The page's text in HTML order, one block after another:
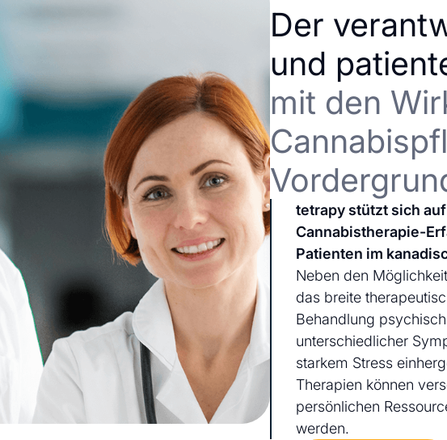
Der
und
mit den
tetrapy stützt sich
Cannabistherapie-
Patienten im
Neben den
das breite
Behandlung
unterschiedlicher
starkem Stress
Therapien können
persönlichen
werden.